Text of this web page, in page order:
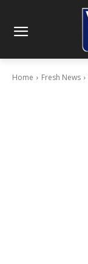
Home Fresh News